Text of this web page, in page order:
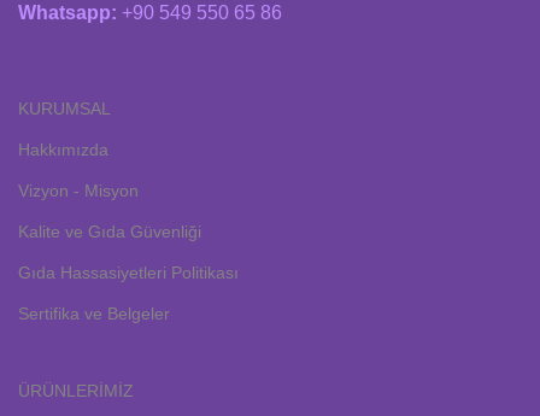
Whatsapp: +90 549 550 65 86
KURUMSAL
Hakkımızda
Vizyon - Misyon
Kalite ve Gıda Güvenliği
Gıda Hassasiyetleri Politikası
Sertifika ve Belgeler
ÜRÜNLERİMİZ